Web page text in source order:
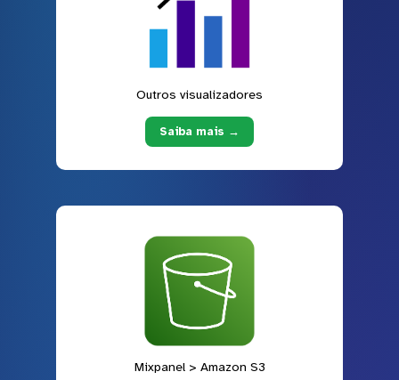
Outros visualizadores
Saiba mais →
Mixpanel > Amazon S3